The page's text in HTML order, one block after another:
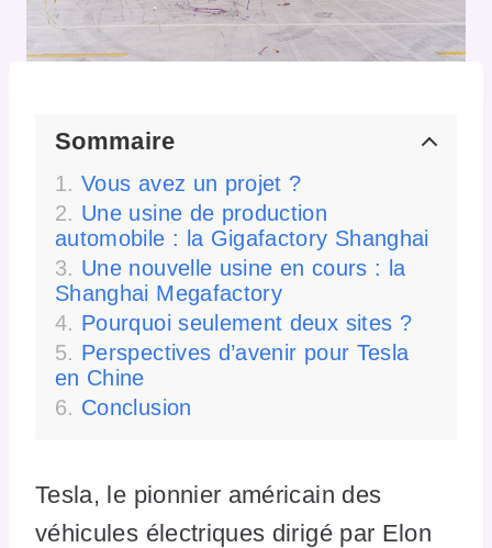
Sommaire
Vous avez un projet ?
Une usine de production
automobile : la Gigafactory Shanghai
Une nouvelle usine en cours : la
Shanghai Megafactory
Pourquoi seulement deux sites ?
Perspectives d’avenir pour Tesla
en Chine
Conclusion
Tesla, le pionnier américain des
véhicules électriques dirigé par Elon